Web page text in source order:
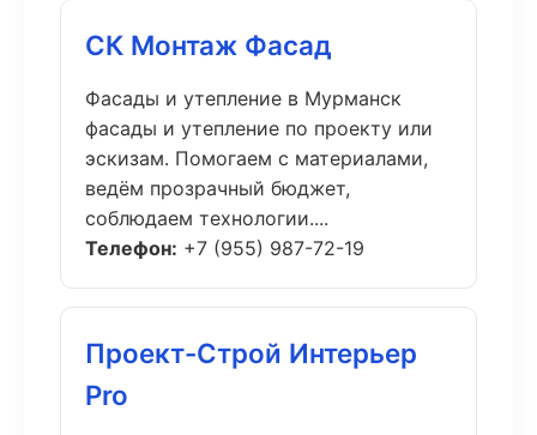
СК Монтаж Фасад
Фасады и утепление в Мурманск
фасады и утепление по проекту или
эскизам. Помогаем с материалами,
ведём прозрачный бюджет,
соблюдаем технологии....
Телефон: +7 (955) 987-72-19
Проект-Строй Интерьер
Pro